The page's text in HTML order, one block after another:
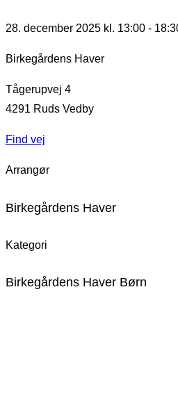
28. december 2025 kl. 13:00 -
Birkegårdens Haver
Tågerupvej 4
4291 Ruds Vedby
Find vej
Arrangør
Birkegårdens Haver
Kategori
Birkegårdens Haver Børn